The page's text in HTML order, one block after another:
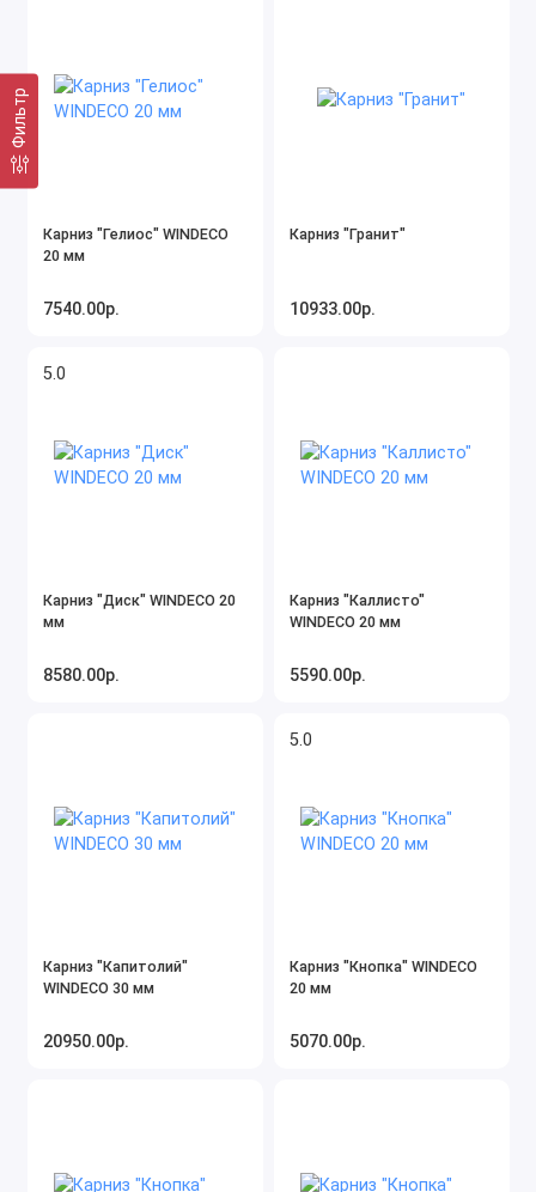
Фильтр
Карниз "Гелиос" WINDECO
20 мм
7540.00р.
Карниз "Гранит"
10933.00р.
5.0
Карниз "Диск" WINDECO 20
мм
8580.00р.
Карниз "Каллисто"
WINDECO 20 мм
5590.00р.
Карниз "Капитолий"
WINDECO 30 мм
20950.00р.
5.0
Карниз "Кнопка" WINDECO
20 мм
5070.00р.